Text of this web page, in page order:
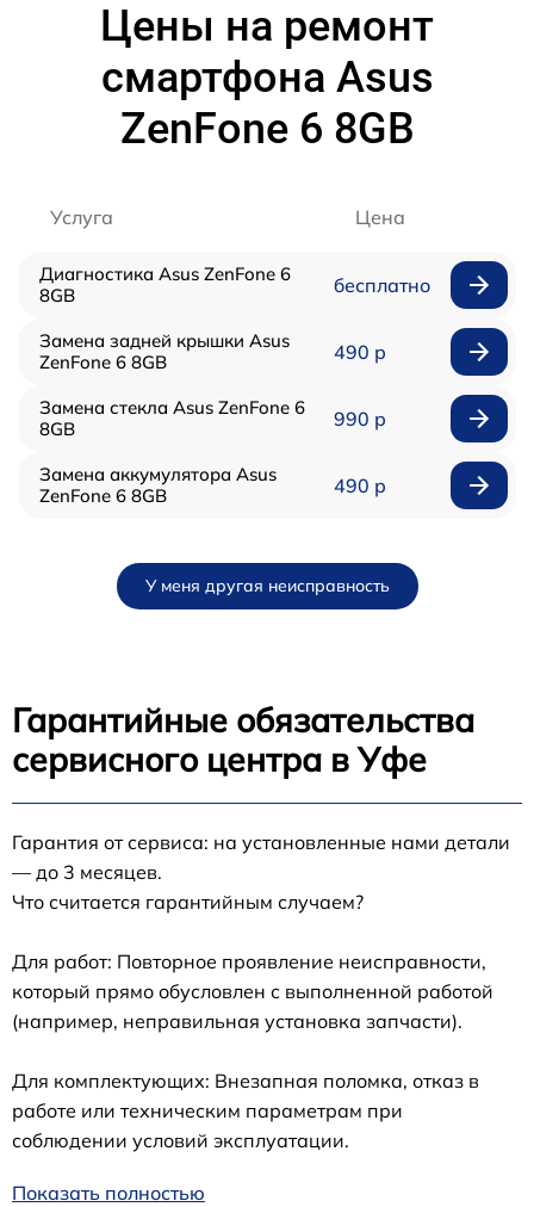
Цены на ремонт
смартфона Asus
ZenFone 6 8GB
Услуга Цена
Диагностика Asus ZenFone 6
8GB
бесплатно
Замена задней крышки Asus
ZenFone 6 8GB
490 р
Замена стекла Asus ZenFone 6
8GB
990 р
Замена аккумулятора Asus
ZenFone 6 8GB
490 р
У меня другая неисправность
Гарантийные обязательства
сервисного центра в Уфе
Гарантия от сервиса: на установленные нами детали
— до 3 месяцев.
Что считается гарантийным случаем?
Для работ: Повторное проявление неисправности,
который прямо обусловлен с выполненной работой
(например, неправильная установка запчасти).
Для комплектующих: Внезапная поломка, отказ в
работе или техническим параметрам при
соблюдении условий эксплуатации.
Показать полностью